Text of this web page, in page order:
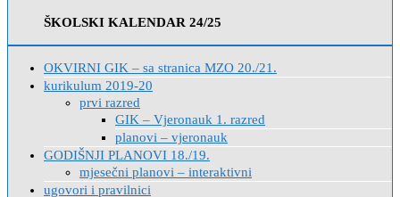
ŠKOLSKI KALENDAR 24/25
OKVIRNI GIK – sa stranica MZO 20./21.
kurikulum 2019-20
prvi razred
GIK – Vjeronauk 1. razred
planovi – vjeronauk
GODIŠNJI PLANOVI 18./19.
mjesečni planovi – interaktivni
ugovori i pravilnici